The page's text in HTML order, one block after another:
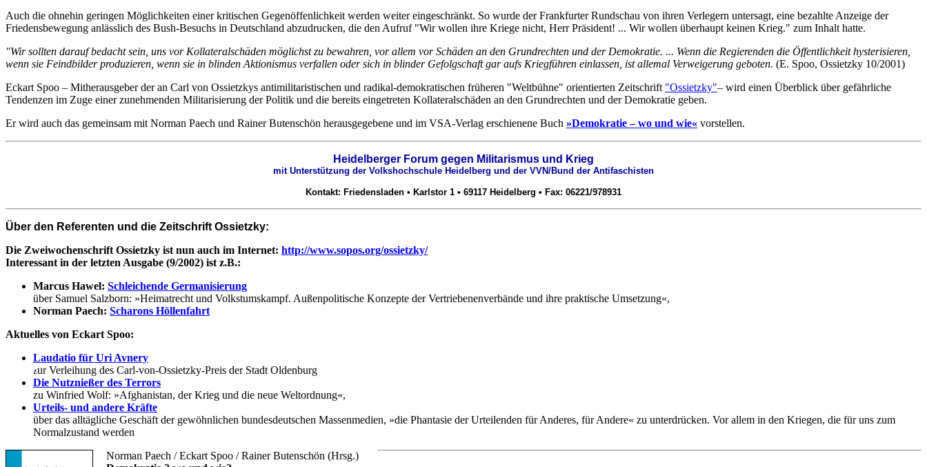
Auch die ohnehin geringen Möglichkeiten einer kritischen Gegenöffenlichkeit werden weiter eingeschränkt. So wurde der Frankfurter Rundschau von ihren Verlegern untersagt, eine bezahlte Anzeige der
Friedensbewegung anlässlich des Bush-Besuchs in Deutschland abzudrucken, die den Aufruf "Wir wollen ihre Kriege nicht, Herr Präsident! ... Wir wollen überhaupt keinen Krieg." zum Inhalt hatte.
"Wir sollten darauf bedacht sein, uns vor Kollateralschäden möglichst zu bewahren, vor allem vor Schäden an den Grundrechten und der Demokratie. ... Wenn die Regierenden die Öffentlichkeit hysterisieren,
wenn sie Feindbilder produzieren, wenn sie in blinden Aktionismus verfallen oder sich in blinder Gefolgschaft gar aufs Kriegführen einlassen, ist allemal Verweigerung geboten. (E. Spoo, Ossietzky 10/2001)
Eckart Spoo – Mitherausgeber der an Carl von Ossietzkys antimilitaristischen und radikal-demokratischen früheren "Weltbühne" orientierten Zeitschrift "Ossietzky"– wird einen Überblick über gefährliche
Tendenzen im Zuge einer zunehmenden Militarisierung der Politik und die bereits eingetreten Kollateralschäden an den Grundrechten und der Demokratie geben.
Er wird auch das gemeinsam mit Norman Paech und Rainer Butenschön herausgegebene und im VSA-Verlag erschienene Buch »Demokratie – wo und wie« vorstellen.
Heidelberger Forum gegen Militarismus und Krieg
mit Unterstützung der Volkshochschule Heidelberg und der VVN/Bund der Antifaschisten
Kontakt: Friedensladen • Karlstor 1 • 69117 Heidelberg • Fax: 06221/978931
Über den Referenten und die Zeitschrift Ossietzky:
Die Zweiwochenschrift Ossietzky ist nun auch im Internet: http://www.sopos.org/ossietzky/
Interessant in der letzten Ausgabe (9/2002) ist z.B.:
Marcus Hawel: Schleichende Germanisierung
über Samuel Salzborn: »Heimatrecht und Volkstumskampf. Außenpolitische Konzepte der Vertriebenenverbände und ihre praktische Umsetzung«,
Norman Paech: Scharons Höllenfahrt
Aktuelles von Eckart Spoo:
Laudatio für Uri Avnery
zur Verleihung des Carl-von-Ossietzky-Preis der Stadt Oldenburg
Die Nutznießer des Terrors
zu Winfried Wolf: »Afghanistan, der Krieg und die neue Weltordnung«,
Urteils- und andere Kräfte
über das alltägliche Geschäft der gewöhnlichen bundesdeutschen Massenmedien, »die Phantasie der Urteilenden für Anderes, für Andere« zu unterdrücken. Vor allem in den Kriegen, die für uns zum
Normalzustand werden
Norman Paech / Eckart Spoo / Rainer Butenschön (Hrsg.)